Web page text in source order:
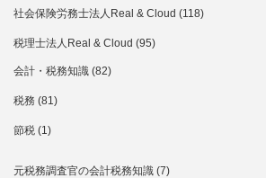
社会保険労務士法人Real & Cloud (118)
税理士法人Real & Cloud (95)
会計・税務知識 (82)
税務 (81)
節税 (1)
元税務調査官の会計税務知識 (7)